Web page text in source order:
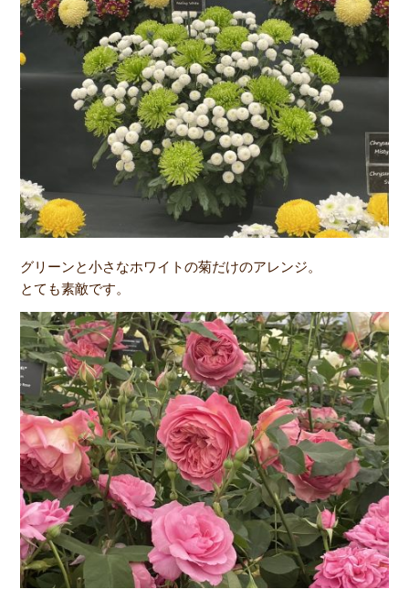
グリーンと小さなホワイトの菊だけのアレンジ。
とても素敵です。